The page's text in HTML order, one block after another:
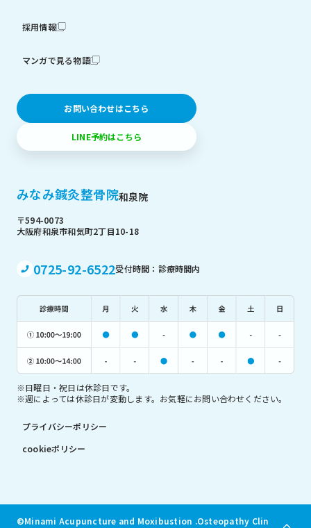
みなみ鍼灸整骨院和泉院
〒594-0073
大阪府和泉市和気町2丁目10-18
0725-92-6522受付時間：診療時間内
※日曜日・祝日は休診日です。
※週によっては休診日が変動します。お気軽にお問い合わせください。
プライバシーポリシー
cookieポリシー
採用情報
マンガで見る物語
お問い合わせはこちら
LINE予約はこちら
©Minami Acupuncture and Moxibustion .Osteopathy Clinic